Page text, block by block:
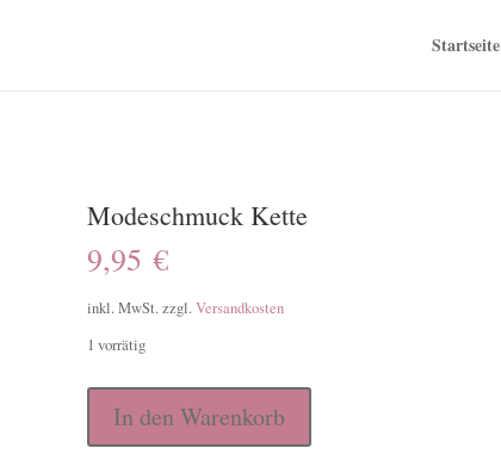
Startseite
Modeschmuck Kette
9,95 €
inkl. MwSt. zzgl. Versandkosten
1 vorrätig
Kette
Menge
In den Warenkorb